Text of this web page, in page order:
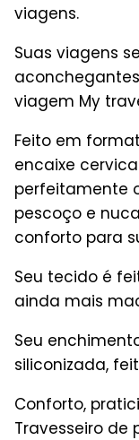
viagens.
Suas viagens
viagem My
Feito em
encaixe
perfeitamente
pescoço e
conforto para
Seu tecido é
ainda mais
Seu
siliconizada,
Conforto,
Travesseiro de